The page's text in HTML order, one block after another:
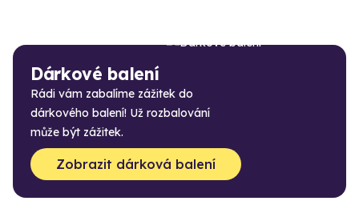
Dárkové balení
Rádi vám zabalíme zážitek do
dárkového balení! Už rozbalování
může být zážitek.
Zobrazit dárková balení